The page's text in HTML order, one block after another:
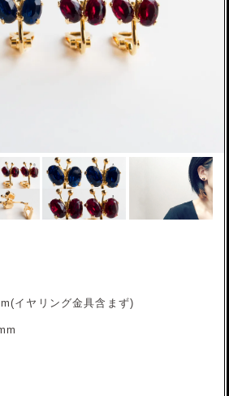
イヤリング金具含まず)